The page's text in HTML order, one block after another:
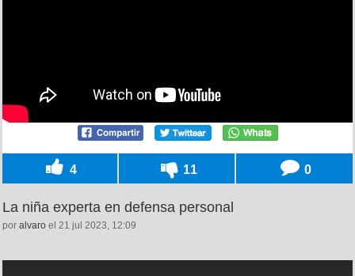
4 11 0
La niña experta en defensa personal
por alvaro el 21 jul 2023, 12:09